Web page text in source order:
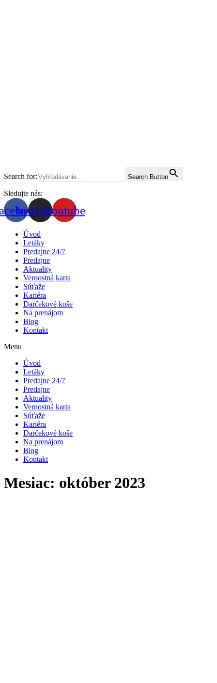
Search for: Search Button
Sledujte nás:
InstagramYoutube
Úvod
Letáky
Predajne 24/7
Predajne
Aktuality
Vernostná karta
Súťaže
Kariéra
Darčekové koše
Na prenájom
Blog
Kontakt
Menu
Úvod
Letáky
Predajne 24/7
Predajne
Aktuality
Vernostná karta
Súťaže
Kariéra
Darčekové koše
Na prenájom
Blog
Kontakt
Mesiac: október 2023